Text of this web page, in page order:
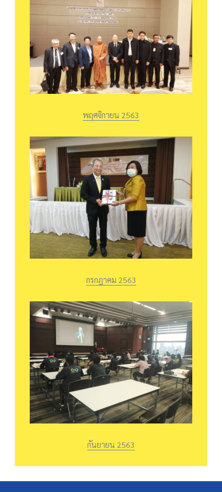
พฤศจิกายน 2563
กรกฎาคม 2563
กันยายน 2563